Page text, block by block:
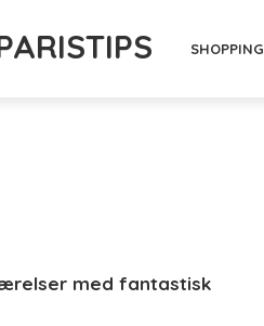
SHOPPING
med fantastisk